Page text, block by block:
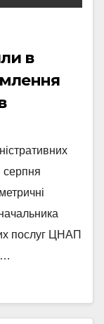
в
серпня
послуг ЦНАП